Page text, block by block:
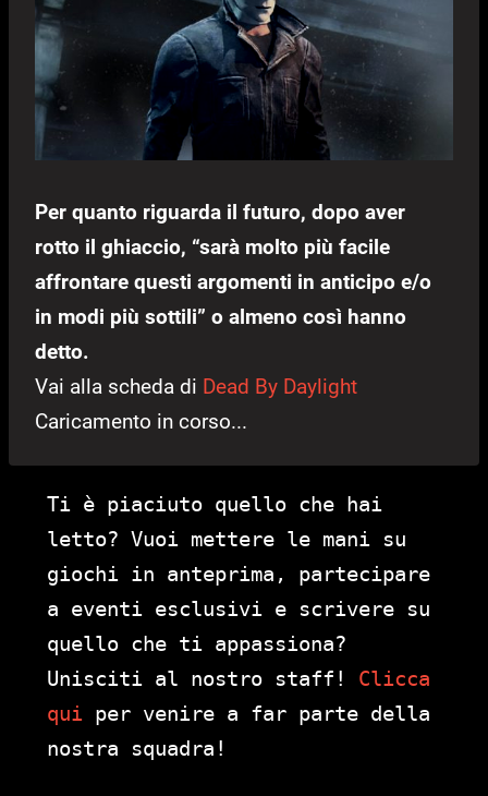
Per quanto riguarda il futuro, dopo aver
rotto il ghiaccio, “sarà molto più facile
affrontare questi argomenti in anticipo e/o
in modi più sottili” o almeno così hanno
detto.
Vai alla scheda di Dead By Daylight
Caricamento in corso...
Ti è piaciuto quello che hai
letto? Vuoi mettere le mani su
giochi in anteprima, partecipare
a eventi esclusivi e scrivere su
quello che ti appassiona?
Unisciti al nostro staff! Clicca
qui per venire a far parte della
nostra squadra!